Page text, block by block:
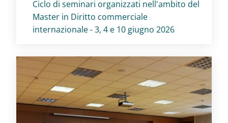
Titolo card:
Ciclo di seminari organizzati nell'ambito del
Master in Diritto commerciale
internazionale - 3, 4 e 10 giugno 2026